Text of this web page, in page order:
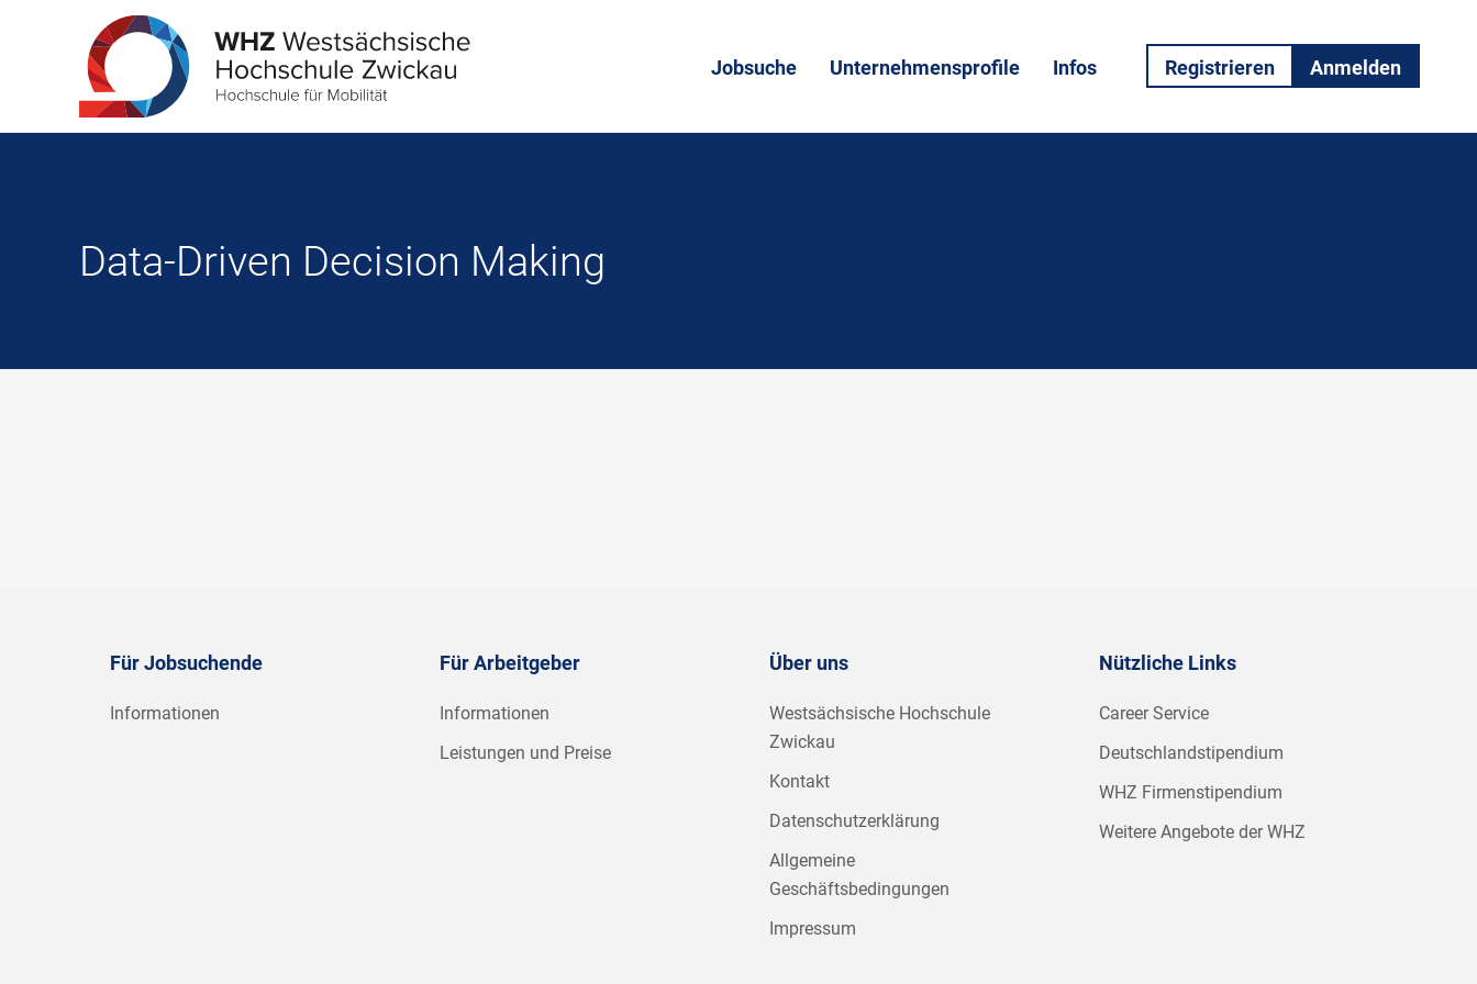
Jobsuche Unternehmensprofile Infos Registrieren Anmelden
Data-Driven Decision Making
Für Jobsuchende
Informationen
Für Arbeitgeber
Informationen
Leistungen und Preise
Über uns
Westsächsische Hochschule
Zwickau
Kontakt
Datenschutzerklärung
Allgemeine
Geschäftsbedingungen
Impressum
Nützliche Links
Career Service
Deutschlandstipendium
WHZ Firmenstipendium
Weitere Angebote der WHZ